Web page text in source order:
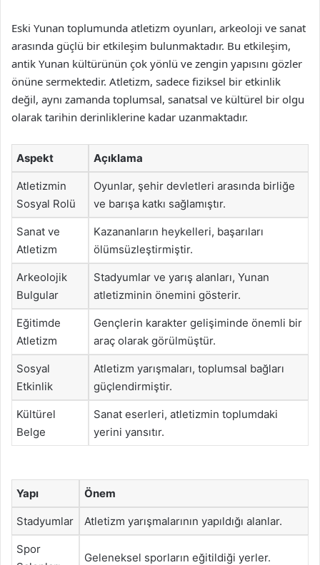
Eski Yunan toplumunda atletizm oyunları, arkeoloji ve sanat
arasında güçlü bir etkileşim bulunmaktadır. Bu etkileşim,
antik Yunan kültürünün çok yönlü ve zengin yapısını gözler
önüne sermektedir. Atletizm, sadece fiziksel bir etkinlik
değil, aynı zamanda toplumsal, sanatsal ve kültürel bir olgu
olarak tarihin derinliklerine kadar uzanmaktadır.
Aspekt Açıklama
Atletizmin
Sosyal Rolü
Oyunlar, şehir devletleri arasında birliğe
ve barışa katkı sağlamıştır.
Sanat ve
Atletizm
Kazananların heykelleri, başarıları
ölümsüzleştirmiştir.
Arkeolojik
Bulgular
Stadyumlar ve yarış alanları, Yunan
atletizminin önemini gösterir.
Eğitimde
Atletizm
Gençlerin karakter gelişiminde önemli bir
araç olarak görülmüştür.
Sosyal
Etkinlik
Atletizm yarışmaları, toplumsal bağları
güçlendirmiştir.
Kültürel
Belge
Sanat eserleri, atletizmin toplumdaki
yerini yansıtır.
Yapı Önem
Stadyumlar Atletizm yarışmalarının yapıldığı alanlar.
Spor
Geleneksel sporların eğitildiği yerler.